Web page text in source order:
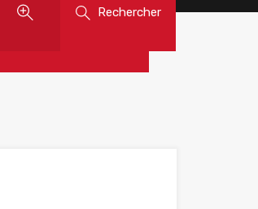
Rechercher